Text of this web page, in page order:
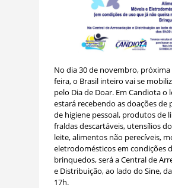
No dia 30 de novembro, próxima
feira, o Brasil inteiro vai se
pelo Dia de Doar. Em Candiota o
estará recebendo as doações de
de higiene pessoal, produtos de
fraldas descartáveis, utensílios
leite, alimentos não perecíveis,
eletrodomésticos em condições
brinquedos, será a Central de
e Distribuição, ao lado do Sine,
17h.